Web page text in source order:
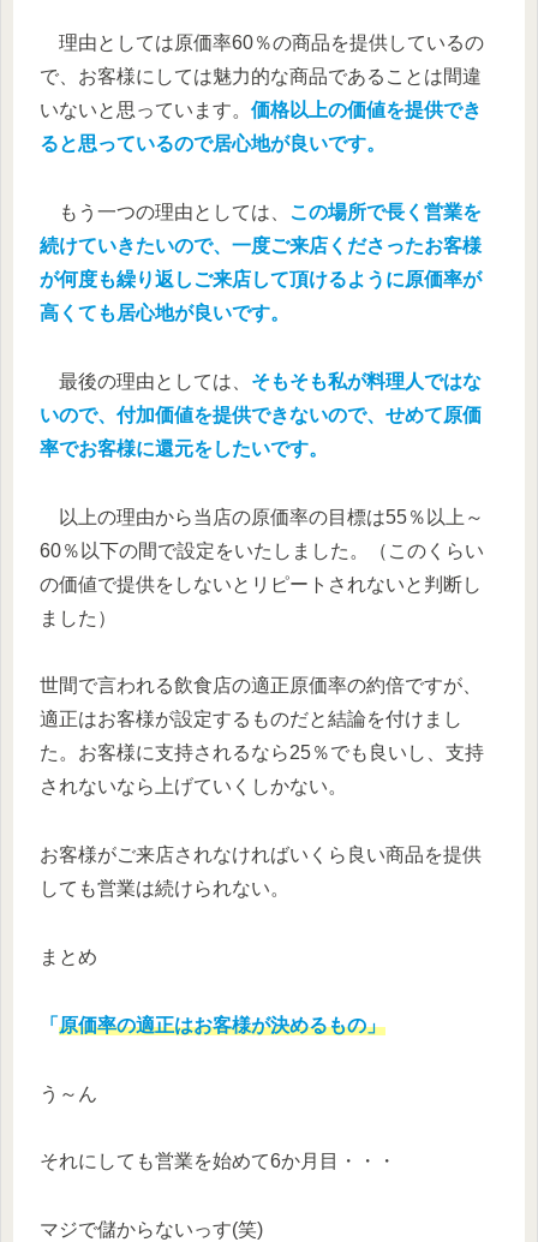
理由としては原価率60％の商品を提供しているの
で、お客様にしては魅力的な商品であることは間違
いないと思っています。 価格以上の価値を提供でき
ると思っているので居心地が良いです。
もう一つの理由としては、 この場所で長く営業を
続けていきたいので、一度ご来店くださったお客様
が何度も繰り返しご来店して頂けるように原価率が
高くても居心地が良いです。
最後の理由としては、 そもそも私が料理人ではな
いので、付加価値を提供できないので、せめて原価
率でお客様に還元をしたいです。
以上の理由から当店の原価率の目標は55％以上～
60％以下の間で設定をいたしました。（このくらい
の価値で提供をしないとリピートされないと判断し
ました）
世間で言われる飲食店の適正原価率の約倍ですが、
適正はお客様が設定するものだと結論を付けまし
た。お客様に支持されるなら25％でも良いし、支持
されないなら上げていくしかない。
お客様がご来店されなければいくら良い商品を提供
しても営業は続けられない。
まとめ
「 原価率の適正はお客様が決めるもの」
う～ん
それにしても営業を始めて6か月目・・・
マジで儲からないっす(笑)